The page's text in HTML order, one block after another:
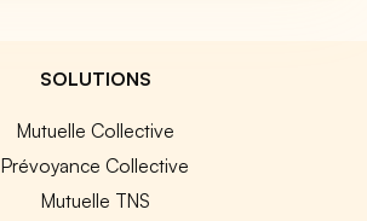
SOLUTIONS
Mutuelle Collective
Prévoyance Collective
Mutuelle TNS